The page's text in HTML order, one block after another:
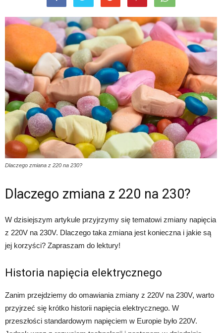
Dlaczego zmiana z 220 na 230?
Dlaczego zmiana z 220 na 230?
W dzisiejszym artykule przyjrzymy się tematowi zmiany napięcia
z 220V na 230V. Dlaczego taka zmiana jest konieczna i jakie są
jej korzyści? Zapraszam do lektury!
Historia napięcia elektrycznego
Zanim przejdziemy do omawiania zmiany z 220V na 230V, warto
przyjrzeć się krótko historii napięcia elektrycznego. W
przeszłości standardowym napięciem w Europie było 220V.